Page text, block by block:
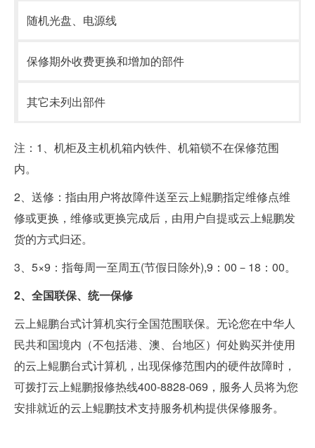
随机光盘、电源线
保修期外收费更换和增加的部件
其它未列出部件
注：1、机柜及主机机箱内铁件、机箱锁不在保修范围
内。
2、送修：指由用户将故障件送至云上鲲鹏指定维修点维
修或更换，维修或更换完成后，由用户自提或云上鲲鹏发
货的方式归还。
3、5×9：指每周一至周五(节假日除外),9：00－18：00。
2、全国联保、统一保修
云上鲲鹏台式计算机实行全国范围联保。无论您在中华人
民共和国境内（不包括港、澳、台地区）何处购买并使用
的云上鲲鹏台式计算机，出现保修范围内的硬件故障时，
可拨打云上鲲鹏报修热线400-8828-069，服务人员将为您
安排就近的云上鲲鹏技术支持服务机构提供保修服务。